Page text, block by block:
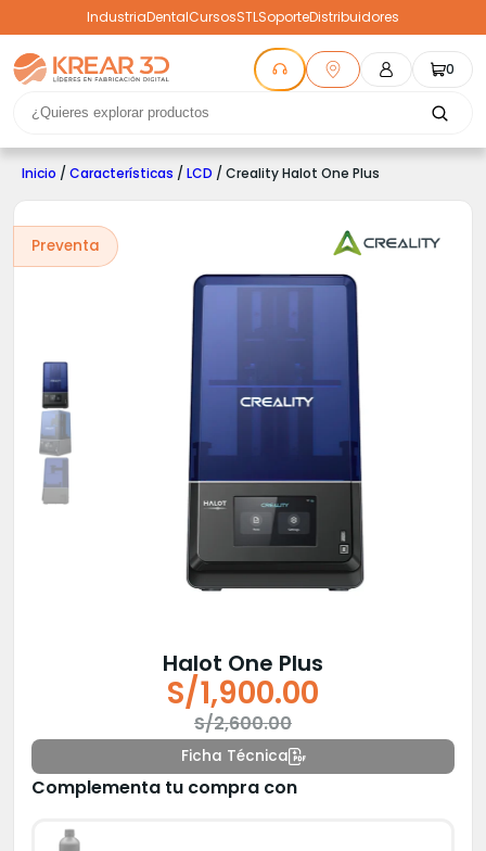
IndustriaDentalCursosSTLSoporteDistribuidores
0
Inicio / Características / LCD / Creality Halot One Plus
Preventa
Halot One Plus
S/2,600.00
precio
original
S/1,900.00
precio
actual
Ficha Técnica
Complementa tu compra con